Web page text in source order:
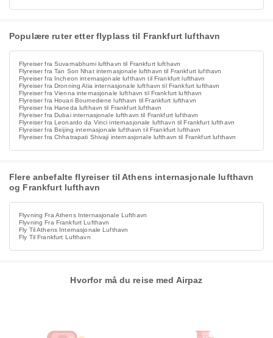
Populære ruter etter flyplass til Frankfurt lufthavn
Flyreiser fra Suvarnabhumi lufthavn til Frankfurt lufthavn
Flyreiser fra Tan Son Nhat internasjonale lufthavn til Frankfurt lufthavn
Flyreiser fra Incheon internasjonale lufthavn til Frankfurt lufthavn
Flyreiser fra Dronning Alia internasjonale lufthavn til Frankfurt lufthavn
Flyreiser fra Vienna internasjonale lufthavn til Frankfurt lufthavn
Flyreiser fra Houari Boumediene lufthavn til Frankfurt lufthavn
Flyreiser fra Haneda lufthavn til Frankfurt lufthavn
Flyreiser fra Dubai internasjonale lufthavn til Frankfurt lufthavn
Flyreiser fra Leonardo da Vinci internasjonale lufthavn til Frankfurt lufthavn
Flyreiser fra Beijing internasjonale lufthavn til Frankfurt lufthavn
Flyreiser fra Chhatrapati Shivaji internasjonale lufthavn til Frankfurt lufthavn
Flere anbefalte flyreiser til Athens internasjonale lufthavn
og Frankfurt lufthavn
Flyvning Fra Athens Internasjonale Lufthavn
Flyvning Fra Frankfurt Lufthavn
Fly Til Athens Internasjonale Lufthavn
Fly Til Frankfurt Lufthavn
Hvorfor må du reise med Airpaz